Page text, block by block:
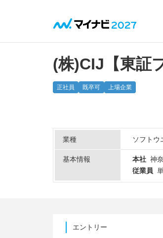
(株)CIJ【東証
正社員 既卒可 上場企業
業種 ソフトウ
基本情報 本社 神
従業員
エントリー